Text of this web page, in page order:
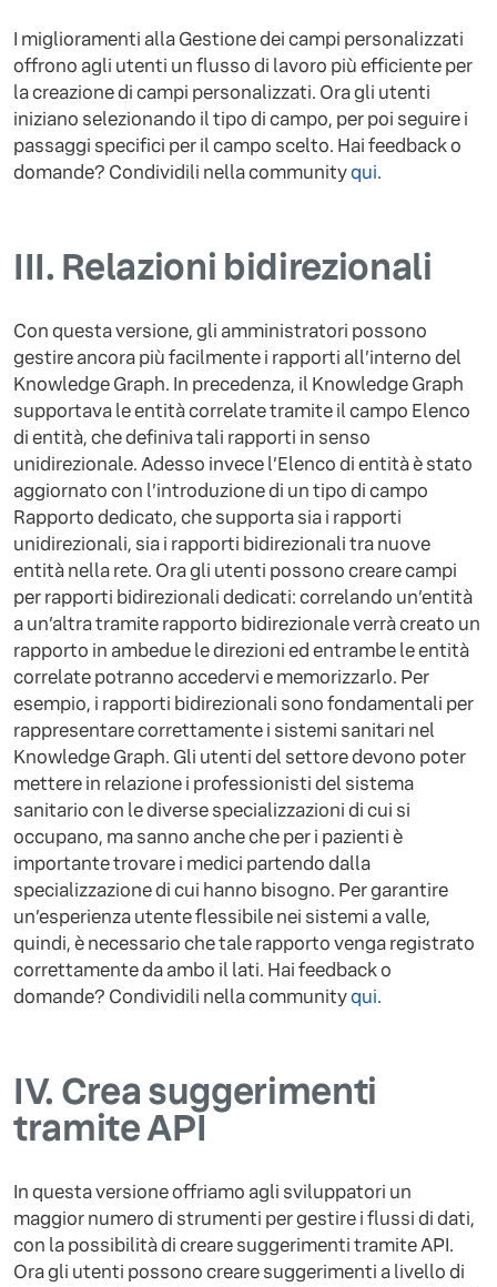
I miglioramenti alla Gestione dei campi personalizzati
offrono agli utenti un flusso di lavoro più efficiente per
la creazione di campi personalizzati. Ora gli utenti
iniziano selezionando il tipo di campo, per poi seguire i
passaggi specifici per il campo scelto. Hai feedback o
domande? Condividili nella communityqui.
III. Relazioni bidirezionali
Con questa versione, gli amministratori possono
gestire ancora più facilmente i rapporti all’interno del
Knowledge Graph. In precedenza, il Knowledge Graph
supportava le entità correlate tramite il campo Elenco
di entità, che definiva tali rapporti in senso
unidirezionale. Adesso invece l’Elenco di entità è stato
aggiornato con l’introduzione di un tipo di campo
Rapporto dedicato, che supporta sia i rapporti
unidirezionali, sia i rapporti bidirezionali tra nuove
entità nella rete. Ora gli utenti possono creare campi
per rapporti bidirezionali dedicati: correlando un’entità
a un’altra tramite rapporto bidirezionale verrà creato un
rapporto in ambedue le direzioni ed entrambe le entità
correlate potranno accedervi e memorizzarlo. Per
esempio, i rapporti bidirezionali sono fondamentali per
rappresentare correttamente i sistemi sanitari nel
Knowledge Graph. Gli utenti del settore devono poter
mettere in relazione i professionisti del sistema
sanitario con le diverse specializzazioni di cui si
occupano, ma sanno anche che per i pazienti è
importante trovare i medici partendo dalla
specializzazione di cui hanno bisogno. Per garantire
un’esperienza utente flessibile nei sistemi a valle,
quindi, è necessario che tale rapporto venga registrato
correttamente da ambo il lati. Hai feedback o
domande? Condividili nella communityqui.
IV. Crea suggerimenti
tramite API
In questa versione offriamo agli sviluppatori un
maggior numero di strumenti per gestire i flussi di dati,
con la possibilità di creare suggerimenti tramite API.
Ora gli utenti possono creare suggerimenti a livello di